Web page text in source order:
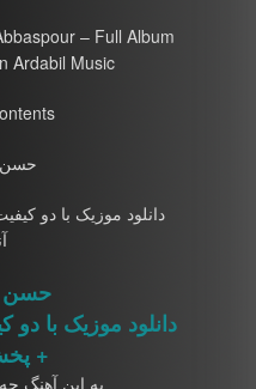
– Full Album
Ardabil Music
حسن
حسن
+
به این آهنگ